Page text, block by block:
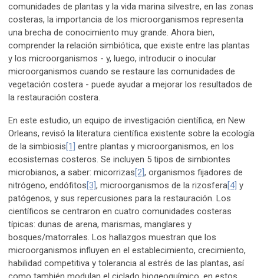
comunidades de plantas y la vida marina silvestre, en las zonas
costeras, la importancia de los microorganismos representa
una brecha de conocimiento muy grande. Ahora bien,
comprender la relación simbiótica, que existe entre las plantas
y los microorganismos - y, luego, introducir o inocular
microorganismos cuando se restaure las comunidades de
vegetación costera - puede ayudar a mejorar los resultados de
la restauración costera.
En este estudio, un equipo de investigación científica, en New
Orleans, revisó la literatura científica existente sobre la ecología
de la simbiosis [1]
entre plantas y microorganismos, en los
ecosistemas costeros. Se incluyen 5 tipos de simbiontes
microbianos, a saber: micorrizas [2] , organismos fijadores de
nitrógeno, endófitos [3] , microorganismos de la rizosfera [4] y
patógenos, y sus repercusiones para la restauración. Los
científicos se centraron en cuatro comunidades costeras
típicas: dunas de arena, marismas, manglares y
bosques/matorrales. Los hallazgos muestran que los
microorganismos influyen en el establecimiento, crecimiento,
habilidad competitiva y tolerancia al estrés de las plantas, así